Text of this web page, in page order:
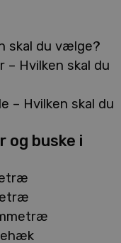
skal du vælge?
Hvilken skal du
– Hvilken skal du
buske i